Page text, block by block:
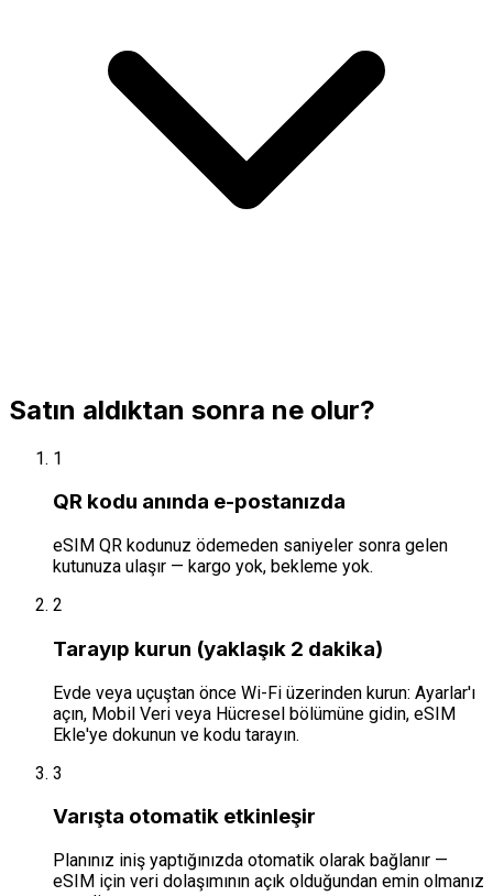
Satın aldıktan sonra ne olur?
1
QR kodu anında e-postanızda
eSIM QR kodunuz ödemeden saniyeler sonra gelen
kutunuza ulaşır — kargo yok, bekleme yok.
2
Tarayıp kurun (yaklaşık 2 dakika)
Evde veya uçuştan önce Wi-Fi üzerinden kurun: Ayarlar'ı
açın, Mobil Veri veya Hücresel bölümüne gidin, eSIM
Ekle'ye dokunun ve kodu tarayın.
3
Varışta otomatik etkinleşir
Planınız iniş yaptığınızda otomatik olarak bağlanır —
eSIM için veri dolaşımının açık olduğundan emin olmanız